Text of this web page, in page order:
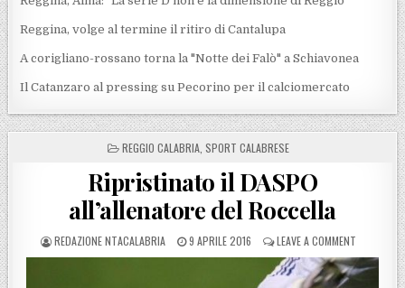
Reggina, volge al termine il ritiro di Cantalupa
A corigliano-rossano torna la "Notte dei Falò" a Schiavonea
Il Catanzaro al pressing su Pecorino per il calciomercato
POSTED IN
REGGIO CALABRIA, SPORT CALABRESE
Ripristinato il DASPO
all’allenatore del Roccella
POSTED BY
REDAZIONE NTACALABRIA POSTED ON
9 APRILE 2016 LEAVE A COMMENTON